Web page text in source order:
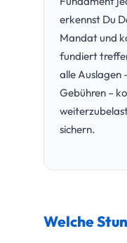
erkennst Du
Mandat und
fundiert
alle Auslagen
Gebühren –
sichern.
Welche